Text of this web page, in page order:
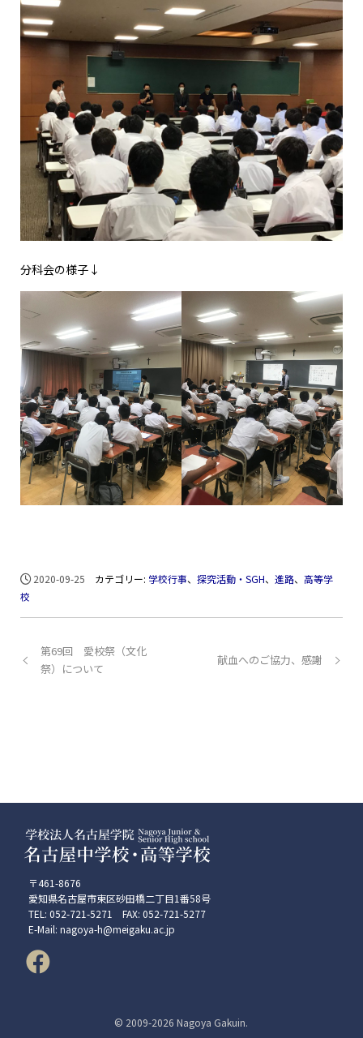
分科会の様子↓
2020-09-25 カテゴリー: 学校行事、探究活動・SGH、進路、高等学
校
第69回 愛校祭（文化
祭）について
献血へのご協力、感謝
〒461-8676
愛知県名古屋市東区砂田橋二丁目1番58号
TEL: 052-721-5271 FAX: 052-721-5277
E-Mail: nagoya-h@meigaku.ac.jp
© 2009-2026 Nagoya Gakuin.